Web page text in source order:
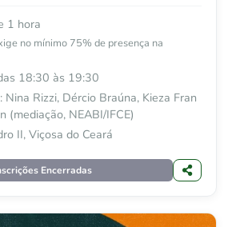
1 hora
no mínimo 75% de presença na
18:30 às 19:30
Nina Rizzi, Dércio Braúna, Kieza Fran
(mediação, NEABI/IFCE)
II, Viçosa do Ceará
Encerradas